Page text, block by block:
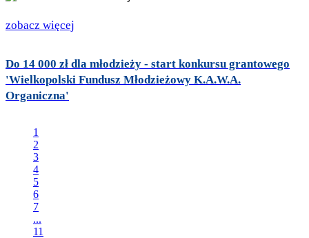
zobacz więcej
Do 14 000 zł dla młodzieży - start konkursu grantowego
'Wielkopolski Fundusz Młodzieżowy K.A.W.A.
Organiczna'
1
2
3
4
5
6
7
...
11